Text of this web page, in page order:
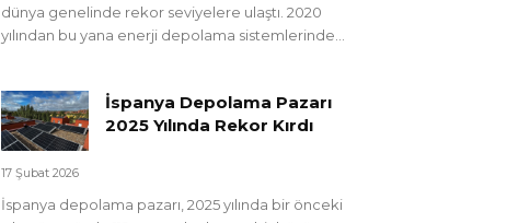
dünya genelinde rekor seviyelere ulaştı. 2020
yılından bu yana enerji depolama sistemlerinde...
İspanya Depolama Pazarı
2025 Yılında Rekor Kırdı
17 Şubat 2026
İspanya depolama pazarı, 2025 yılında bir önceki